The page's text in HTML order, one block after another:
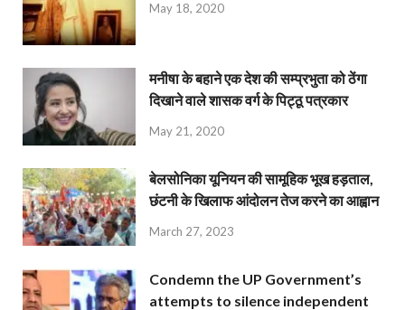
May 18, 2020
मनीषा के बहाने एक देश की सम्प्रभुता को ठेंगा
दिखाने वाले शासक वर्ग के पिट्ठू पत्रकार
May 21, 2020
बेलसोनिका यूनियन की सामूहिक भूख हड़ताल,
छंटनी के खिलाफ आंदोलन तेज करने का आह्वान
March 27, 2023
Condemn the UP Government’s
attempts to silence independent